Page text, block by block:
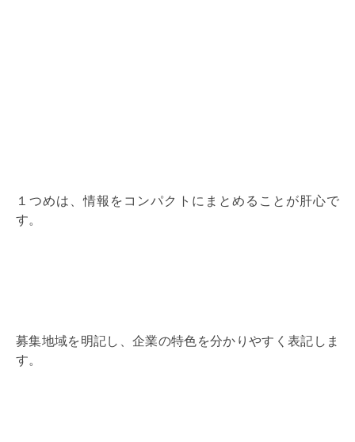
１つめは、情報をコンパクトにまとめることが肝心で
す。
募集地域を明記し、企業の特色を分かりやすく表記しま
す。